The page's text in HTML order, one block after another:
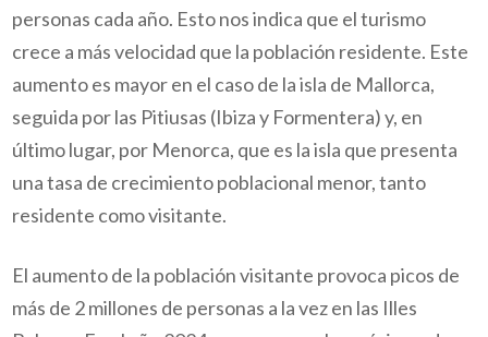
personas cada año. Esto nos indica que el turismo
crece a más velocidad que la población residente. Este
aumento es mayor en el caso de la isla de Mallorca,
seguida por las Pitiusas (Ibiza y Formentera) y, en
último lugar, por Menorca, que es la isla que presenta
una tasa de crecimiento poblacional menor, tanto
residente como visitante.
El aumento de la población visitante provoca picos de
más de 2 millones de personas a la vez en las Illes